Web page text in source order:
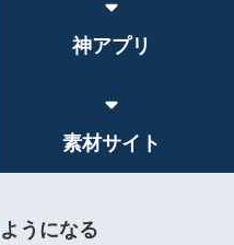
神アプリ
素材サイト
ようになる